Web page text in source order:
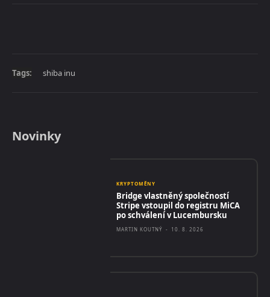
Tags: shiba inu
Novinky
KRYPTOMĚNY
Bridge vlastněný společností
Stripe vstoupil do registru MiCA
po schválení v Lucembursku
MARTIN KOUTNÝ - 10. 8. 2026